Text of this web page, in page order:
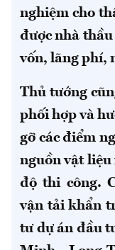
nghiệm cho
được nhà
vốn, lãng phí,
Thủ tướng
phối hợp và
gỡ các điểm
nguồn vật liệu
độ thi công.
vận tải khẩn
tư dự án đầu